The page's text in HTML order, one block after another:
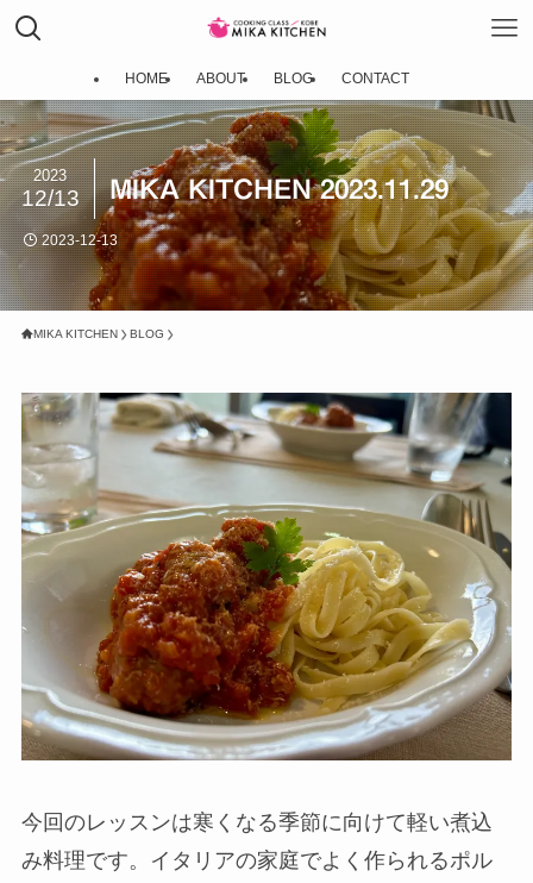
HOME ABOUT BLOG CONTACT
MIKA KITCHEN 2023.11.29
2023
12/13
2023-12-13
MIKA KITCHEN BLOG
今回のレッスンは寒くなる季節に向けて軽い煮込
み料理です。イタリアの家庭でよく作られるポル